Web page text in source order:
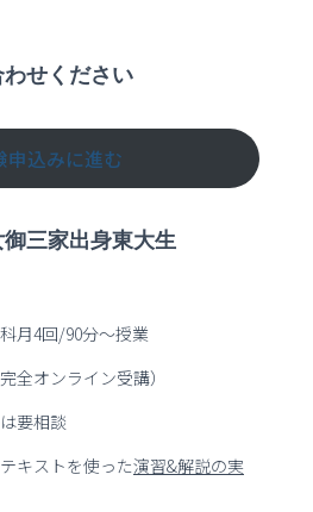
せください
申込みに進む
三家出身東大生
月4回/90分～授業
全オンライン受講）
要相談
キストを使った演習&解説の実